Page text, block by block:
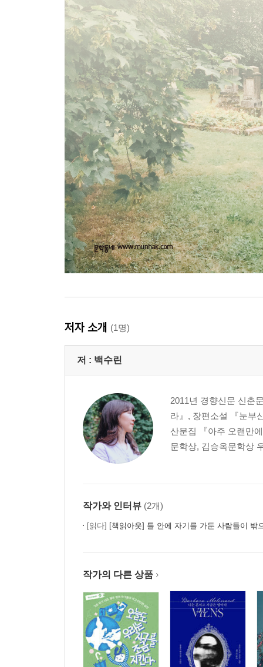
저자 소개 (1명)
저 : 백수린
2011년 경향신문 신춘
라』, 장편소설 『눈부
산문집 『아주 오랜만
문학상, 김승옥문학상
작가와 인터뷰 (2개)
[읽다] [책읽아웃] 틀 안에 자기를 가둔 사람들이 밖으로 내딛을 용기를 주는
작가의 다른 상품